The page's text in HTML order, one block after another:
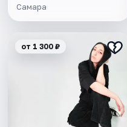
Самара
от 1 300 ₽